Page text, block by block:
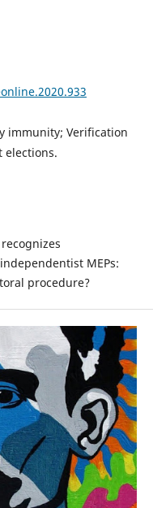
immunity; Verification
elections.
MEPs:
procedure?